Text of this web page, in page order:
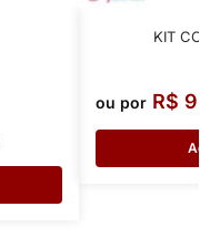
KIT
ou por R$